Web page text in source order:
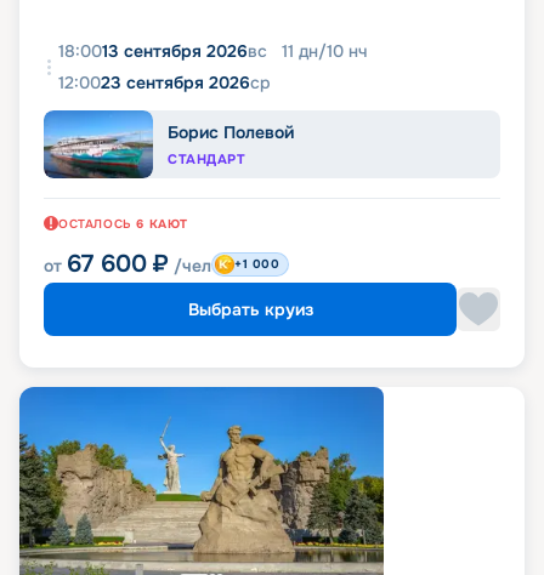
18:0013 сентября 2026вс 11 дн/10 нч
12:0023 сентября 2026ср
Борис Полевой
СТАНДАРТ
ОСТАЛОСЬ 6 КАЮТ
от 67 600 ₽ /чел +1 000
Выбрать круиз